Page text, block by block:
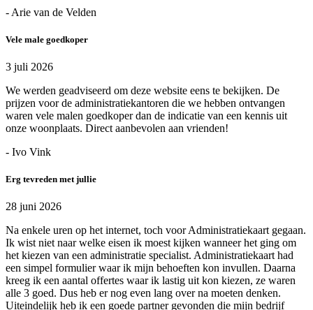
- Arie van de Velden
Vele male goedkoper
3 juli 2026
We werden geadviseerd om deze website eens te bekijken. De
prijzen voor de administratiekantoren die we hebben ontvangen
waren vele malen goedkoper dan de indicatie van een kennis uit
onze woonplaats. Direct aanbevolen aan vrienden!
- Ivo Vink
Erg tevreden met jullie
28 juni 2026
Na enkele uren op het internet, toch voor Administratiekaart gegaan.
Ik wist niet naar welke eisen ik moest kijken wanneer het ging om
het kiezen van een administratie specialist. Administratiekaart had
een simpel formulier waar ik mijn behoeften kon invullen. Daarna
kreeg ik een aantal offertes waar ik lastig uit kon kiezen, ze waren
alle 3 goed. Dus heb er nog even lang over na moeten denken.
Uiteindelijk heb ik een goede partner gevonden die mijn bedrijf